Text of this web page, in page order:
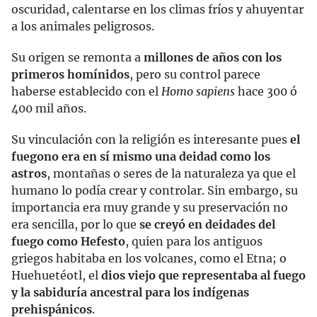
oscuridad, calentarse en los climas fríos y ahuyentar
a los animales peligrosos.
Su origen se remonta a millones de años con los
primeros homínidos, pero su control parece
haberse establecido con el Homo sapiens hace 300 ó
400 mil años.
Su vinculación con la religión es interesante pues el
fuegono era en sí mismo una deidad como los
astros, montañas o seres de la naturaleza ya que el
humano lo podía crear y controlar. Sin embargo, su
importancia era muy grande y su preservación no
era sencilla, por lo que se creyó en deidades del
fuego como Hefesto, quien para los antiguos
griegos habitaba en los volcanes, como el Etna; o
Huehuetéotl, el dios viejo que representaba al fuego
y la sabiduría ancestral para los indígenas
prehispánicos.